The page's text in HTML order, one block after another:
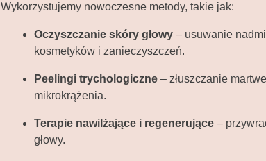
Wykorzystujemy nowoczesne metody, takie jak:
Oczyszczanie skóry głowy – usuwanie
kosmetyków i zanieczyszczeń.
Peelingi trychologiczne – złuszczanie
mikrokrążenia.
Terapie nawilżające i regenerujące –
głowy.